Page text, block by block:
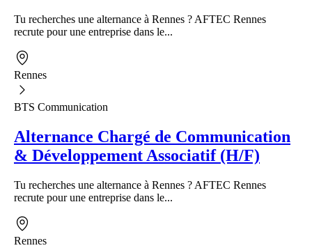
Tu recherches une alternance à Rennes ? AFTEC Rennes
recrute pour une entreprise dans le...
Rennes
BTS Communication
Alternance Chargé de Communication
& Développement Associatif (H/F)
Tu recherches une alternance à Rennes ? AFTEC Rennes
recrute pour une entreprise dans le...
Rennes